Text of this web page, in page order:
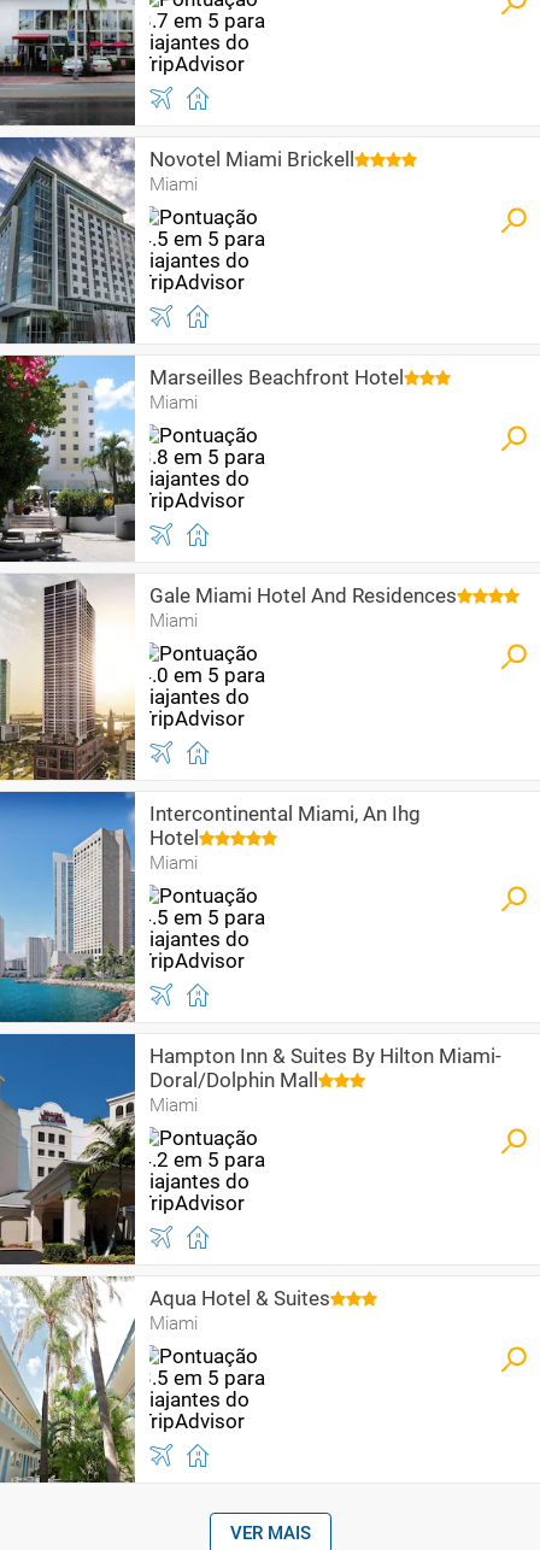
Novotel Miami Brickell
Miami
Marseilles Beachfront Hotel
Miami
Gale Miami Hotel And Residences
Miami
Intercontinental Miami, An Ihg
Hotel
Miami
Hampton Inn & Suites By Hilton Miami-
Doral/Dolphin Mall
Miami
Aqua Hotel & Suites
Miami
VER MAIS